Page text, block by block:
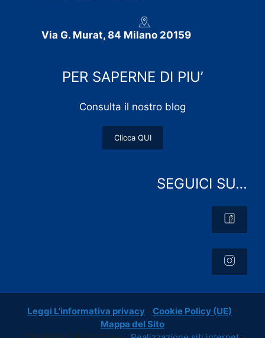
Via G. Murat, 84 Milano 20159
PER SAPERNE DI PIU’
Consulta il nostro blog
Clicca QUI
SEGUICI SU…
Leggi L'informativa privacy - Cookie Policy (UE) -
Mappa del Sito